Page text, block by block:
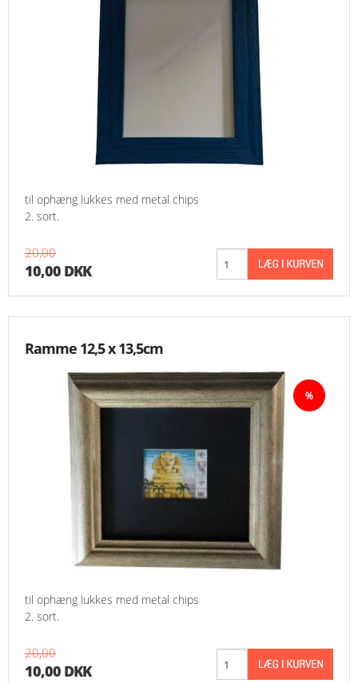
til ophæng lukkes med metal chips
2. sort.
20,00
10,00 DKK
Ramme 12,5 x 13,5cm
til ophæng lukkes med metal chips
2. sort.
20,00
10,00 DKK